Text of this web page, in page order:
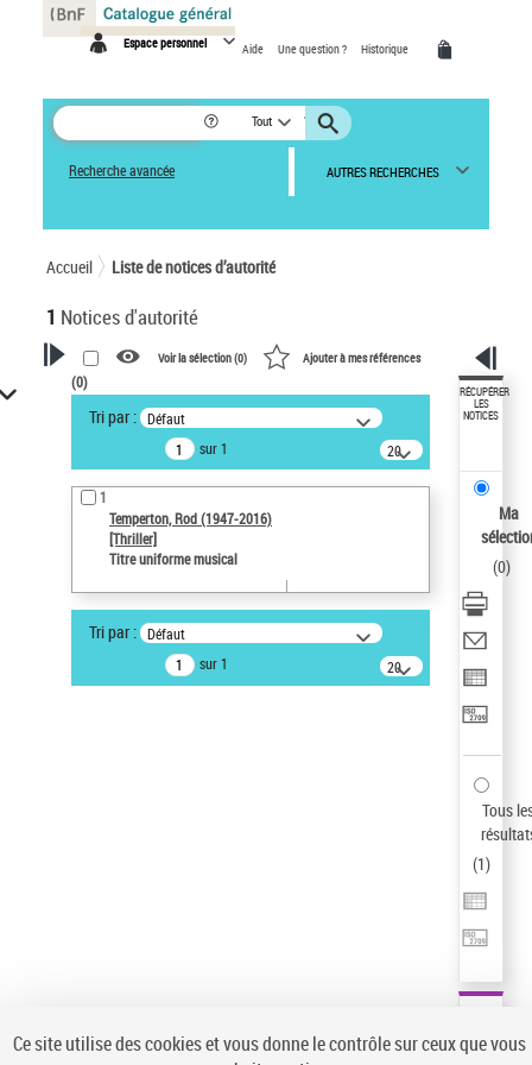
Espace personnel Aide Une question ? Historique
Tout
Recherche avancée AUTRES RECHERCHES
Accueil Liste de notices d’autorité
1 Notices d'autorité
VOTRE RECHERCHE
Recherche avancée dans les
notices d’autorité
Œuvres liées à l'auteur :
Temperton, Rod (1947-2016)
Auteur d’œuvre
ne s'applique pas
Type de notice d'autorité
Voir la sélection (0) Ajouter à mes références
(0)
Tri par : Défaut
sur 1
20
résultats/page
1
Temperton, Rod (1947-2016)
[Thriller]
Titre uniforme musical
Tri par : Défaut
sur 1
20
résultats/page
RÉCUPÉRER
LES
NOTICES
Ma
(0)
Tous
(1)
Panneau de gestion des cookies
Ce site utilise des cookies et vous donne le contrôle sur ceux que vous